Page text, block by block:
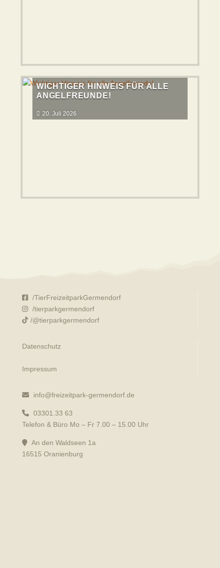
WICHTIGER HINWEIS FÜR ALLE
ANGELFREUNDE!
20. Juli 2026
/TierFreizeitparkGermendorf
/tierparkgermendorf
/@tierparkgermendorf
Datenschutz
Impressum
info@freizeitpark-germendorf.de
03301.33 63
Telefon & Büro Mo – Fr 7.00 – 15.00 Uhr
An den Waldseen 1a
16515 Oranienburg